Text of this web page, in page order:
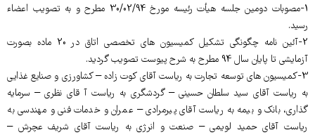
1-مصوبات دومین جلسه هیأت رئیسه مورخ 30/02/94 مطرح و به تصویب اعضاء
رسید.
2-آئین نامه چگونگی تشکیل کمیسیون های تخصصی اتاق در 20 ماده بصورت
آزمایشی تا پایان سال 94 مطرح به شرح پیوست تصویب گردید.
3-کمیسیون های توسعه تجارت به ریاست آقای کوت زاده – کشاورزی و صنایع غذایی
به ریاست آقای سید سلطان حسینی – گردشگری به ریاست آ قای نظری – سرمایه
گذاری، بانک و بیمه به ریاست آقای پیرمرادی – عمران و خدمات فنی و مهندسی به
ریاست آقای حمید لویمی – صنعت و انرژی به ریاست آقای شریف عچرش –